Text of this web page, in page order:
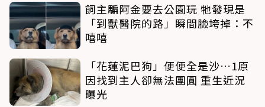
飼主騙阿金要去公園玩 牠發現是
「到獸醫院的路」瞬間臉垮掉：不
嘻嘻
「花蓮泥巴狗」便便全是沙…1原
因找到主人卻無法團圓 重生近況
曝光